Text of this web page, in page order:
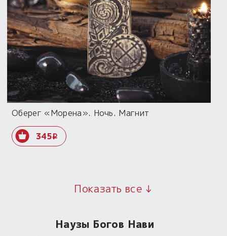
Оберег «Морена». Ночь. Магнит
345i
Показать все ↓
Наузы Богов Нави